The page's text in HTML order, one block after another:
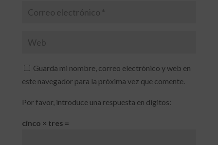
Guarda mi nombre, correo electrónico y web en
este navegador para la próxima vez que comente.
Por favor, introduce una respuesta en dígitos:
cinco × tres =